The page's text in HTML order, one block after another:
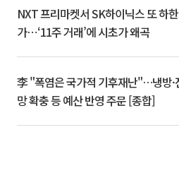
NXT 프리마켓서 SK하이닉스 또 하한
가⋯‘11주 거래’에 시초가 왜곡
李 "폭염은 국가적 기후재난"…냉방·
망 확충 등 예산 반영 주문 [종합]